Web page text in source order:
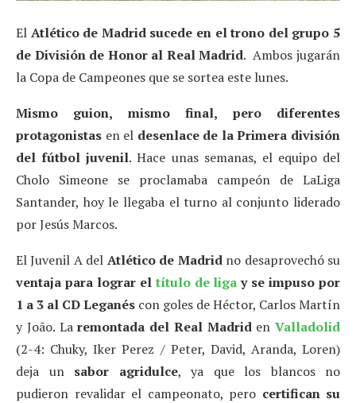
El Atlético de Madrid sucede en el trono del grupo 5
de División de Honor al Real Madrid. Ambos jugarán
la Copa de Campeones que se sortea este lunes.
Mismo guion, mismo final, pero diferentes
protagonistas en el desenlace de la Primera división
del fútbol juvenil. Hace unas semanas, el equipo del
Cholo Simeone se proclamaba campeón de LaLiga
Santander, hoy le llegaba el turno al conjunto liderado
por Jesús Marcos.
El Juvenil A del Atlético de Madrid no desaprovechó su
ventaja para lograr eltítulo de ligay se impuso por
1 a 3 al CD Leganés con goles de Héctor, Carlos Martín
y João. Laremontada del Real Madriden Valladolid
(2-4: Chuky, Iker Perez / Peter, David, Aranda, Loren)
deja un sabor agridulce, ya que los blancos no
pudieron revalidar el campeonato, pero certifican su